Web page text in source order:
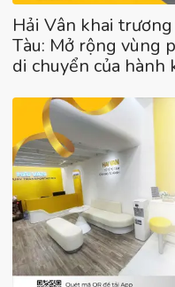
Hải Vân khai
Tàu: Mở rộng vùng
di chuyển của hành